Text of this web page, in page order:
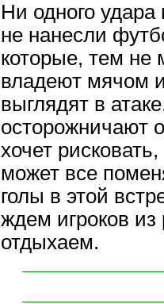
Ни одного
не нанесли
которые, тем не
владеют мячом
выглядят в
осторожничают
хочет
может все
голы в этой
ждем игроков из
отдыхаем.